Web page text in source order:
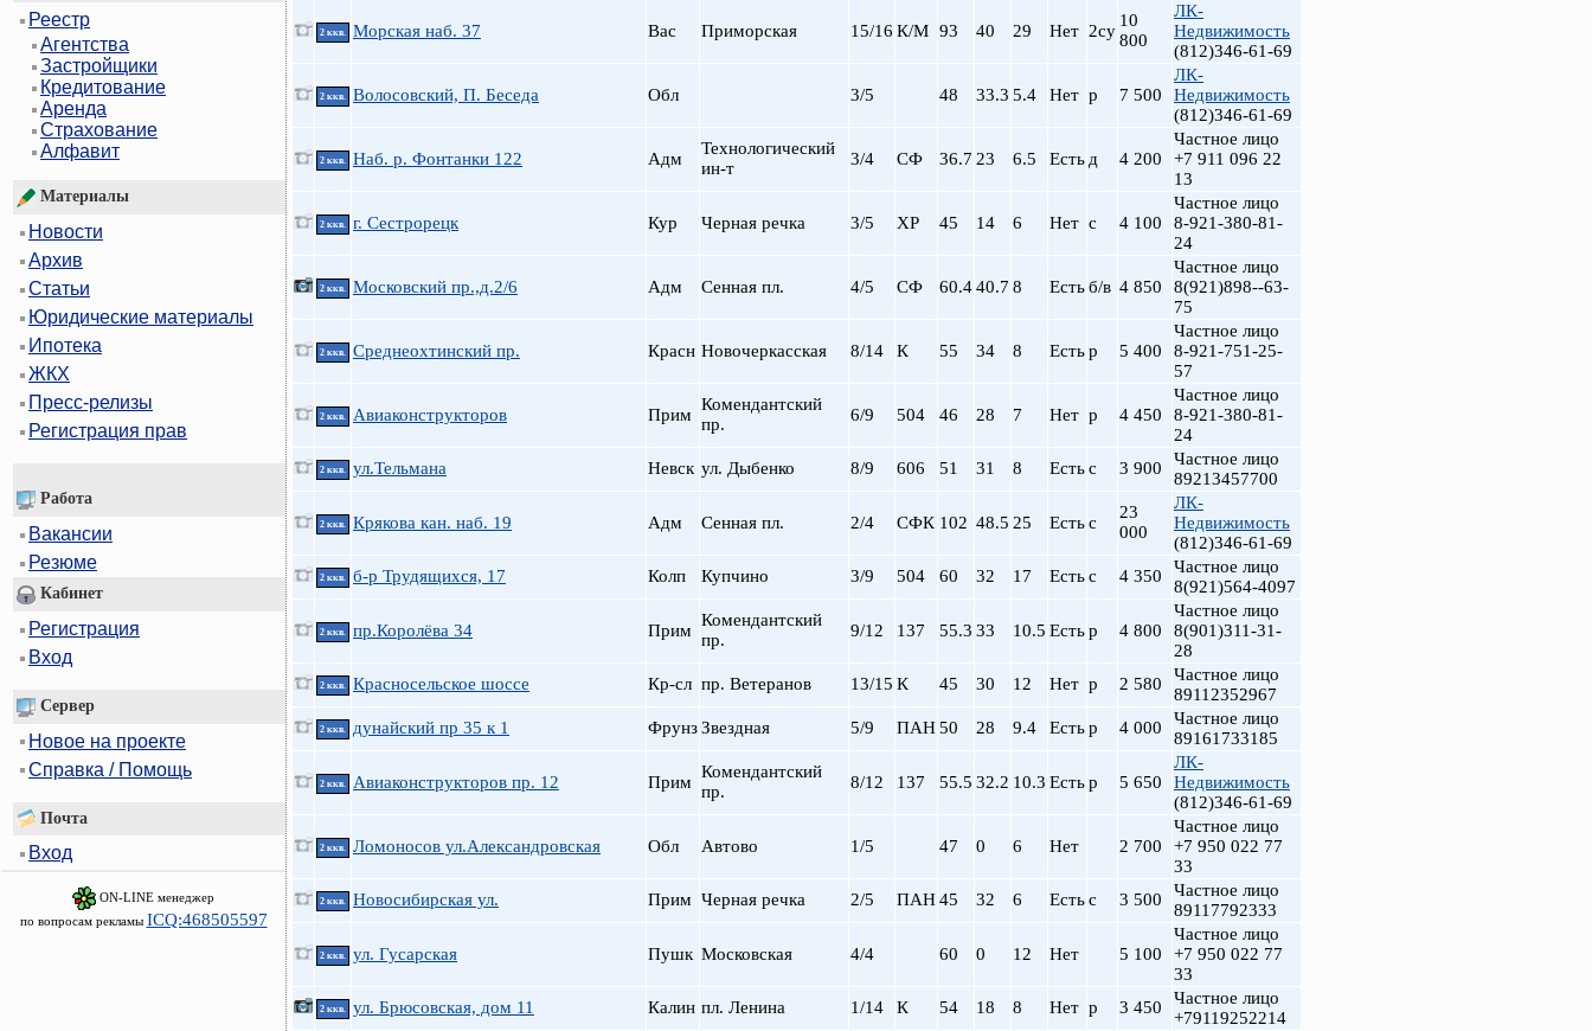
Реестр
Агентства
Застройщики
Кредитование
Аренда
Страхование
Алфавит
Материалы
Новости
Архив
Статьи
Юридические материалы
Ипотека
ЖКХ
Пресс-релизы
Регистрация прав
Работа
Вакансии
Резюме
Кабинет
Регистрация
Вход
Сервер
Новое на проекте
Справка / Помощь
Почта
Вход
ON-LINE менеджер
по вопросам рекламы ICQ:468505597
Пролетарская
Рыбацкое
Технологический ин-т
ул. Дыбенко
Чернышевская
Электросила
2 ккв. Морская наб. 37 Вас Приморская 15/16 К/М 93 40 29 Нет 2су
10
800
ЛК-
Недвижимость
(812)346-61-69
2 ккв. Волосовский, П. Беседа Обл 3/5 48 33.3 5.4 Нет р 7 500
ЛК-
Недвижимость
(812)346-61-69
2 ккв. Наб. р. Фонтанки 122 Адм
Технологический
ин-т
3/4 СФ 36.7 23 6.5 Есть д 4 200
Частное лицо
+7 911 096 22
13
2 ккв. г. Сестрорецк Кур Черная речка 3/5 ХР 45 14 6 Нет с 4 100
Частное лицо
8-921-380-81-
24
2 ккв. Московский пр.,д.2/6 Адм Сенная пл. 4/5 СФ 60.440.7 8 Естьб/в 4 850
Частное лицо
8(921)898--63-
75
2 ккв. Среднеохтинский пр. Красн Новочеркасская 8/14 К 55 34 8 Естьр 5 400
Частное лицо
8-921-751-25-
57
2 ккв. Авиаконструкторов Прим
Комендантский
пр.
6/9 504 46 28 7 Нет р 4 450
Частное лицо
8-921-380-81-
24
2 ккв. ул.Тельмана Невск ул. Дыбенко 8/9 606 51 31 8 Естьс 3 900
Частное лицо
89213457700
2 ккв. Крякова кан. наб. 19 Адм Сенная пл. 2/4 СФК 102 48.5 25 Естьс
23
000
ЛК-
Недвижимость
(812)346-61-69
2 ккв. б-р Трудящихся, 17 Колп Купчино 3/9 504 60 32 17 Естьс 4 350
Частное лицо
8(921)564-4097
2 ккв. пр.Королёва 34 Прим
Комендантский
пр.
9/12 137 55.3 33 10.5 Естьр 4 800
Частное лицо
8(901)311-31-
28
2 ккв. Красносельское шоссе Кр-сл пр. Ветеранов 13/15 К 45 30 12 Нет р 2 580
Частное лицо
89112352967
2 ккв. дунайский пр 35 к 1 ФрунзЗвездная 5/9 ПАН50 28 9.4 Естьр 4 000
Частное лицо
89161733185
2 ккв. Авиаконструкторов пр. 12 Прим
Комендантский
пр.
8/12 137 55.5 32.2 10.3 Естьр 5 650
ЛК-
Недвижимость
(812)346-61-69
2 ккв. Ломоносов ул.Александровская Обл Автово 1/5 47 0 6 Нет 2 700
Частное лицо
+7 950 022 77
33
2 ккв. Новосибирская ул. Прим Черная речка 2/5 ПАН45 32 6 Естьс 3 500
Частное лицо
89117792333
2 ккв. ул. Гусарская Пушк Московская 4/4 60 0 12 Нет 5 100
Частное лицо
+7 950 022 77
33
2 ккв. ул. Брюсовская, дом 11 Калин пл. Ленина 1/14 К 54 18 8 Нет р 3 450
Частное лицо
+79119252214